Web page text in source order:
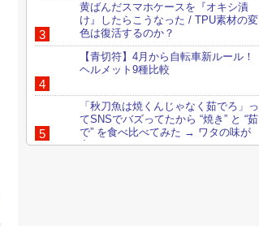
黄ばんだスマホケースを『オキシ漬
け』したらこうなった / TPU素材の変
色は復活するのか？
【青切符】4月から自転車新ルール！
ヘルメット9種比較
「秋刀魚は焼くんじゃなく茹でろ」っ
てSNSでバズってたから “焼き” と “茹
で” を食べ比べてみた → ワタの味が
変わってる！